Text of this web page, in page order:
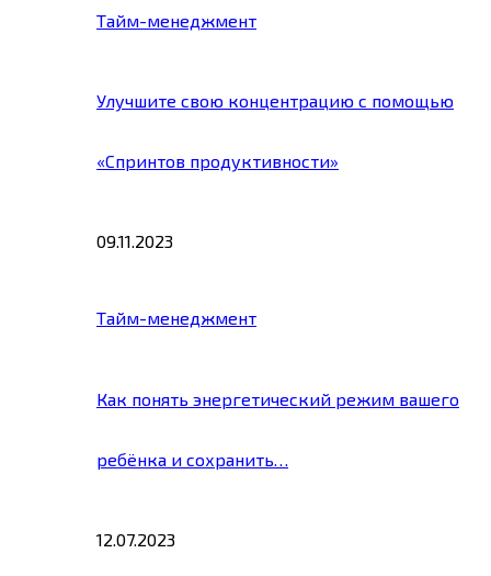
Тайм-менеджмент
Улучшите свою концентрацию с помощью
«Спринтов продуктивности»
09.11.2023
Тайм-менеджмент
Как понять энергетический режим вашего
ребёнка и сохранить…
12.07.2023